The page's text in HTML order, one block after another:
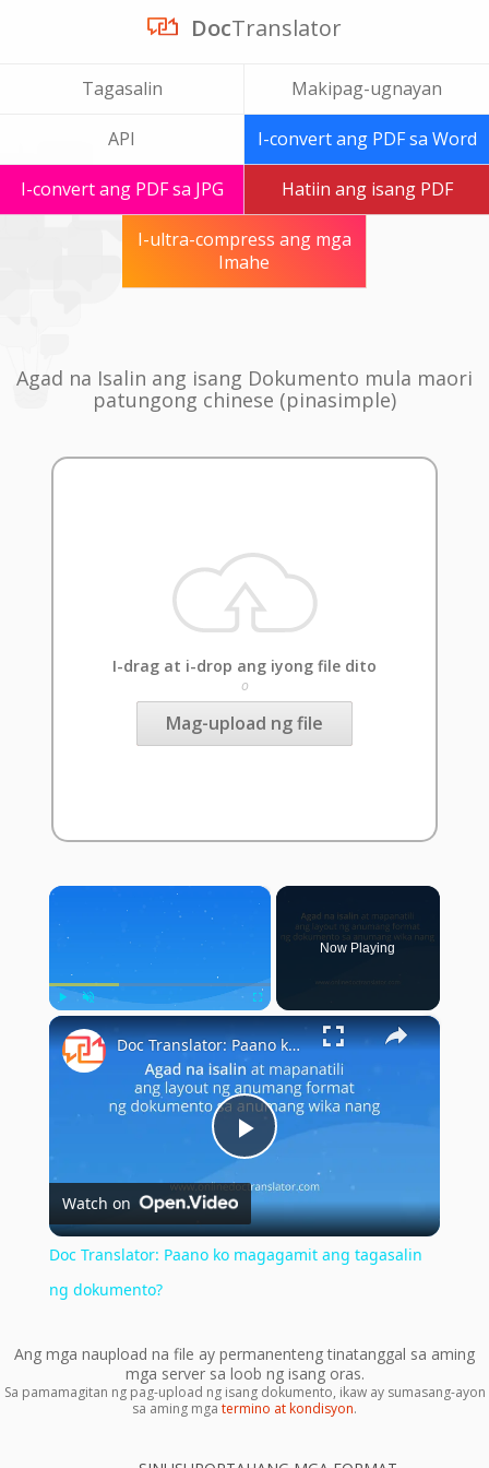
DocTranslator
Tagasalin Makipag-ugnayan
API I-convert ang PDF sa Word
I-convert ang PDF sa JPG Hatiin ang isang PDF
I-ultra-compress ang mga
Imahe
Agad na Isalin ang isang Dokumento mula maori
patungong chinese (pinasimple)
I-drag at i-drop ang iyong file dito
o
Mag-upload ng file
×
Play Unmute Fullscreen
Now Playing
×
Play
Video
Doc Translator: Paano ko magagamit ang tagasalin ng dokumento?
Watch on
Doc Translator: Paano ko magagamit ang tagasalin
ng dokumento?
Ang mga naupload na file ay permanenteng tinatanggal sa aming
mga server sa loob ng isang oras.
Sa pamamagitan ng pag-upload ng isang dokumento, ikaw ay sumasang-ayon
sa aming mga termino at kondisyon.